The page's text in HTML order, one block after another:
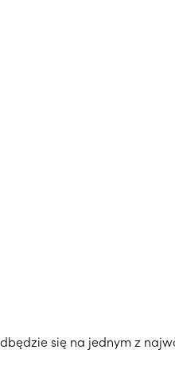
się na jednym z